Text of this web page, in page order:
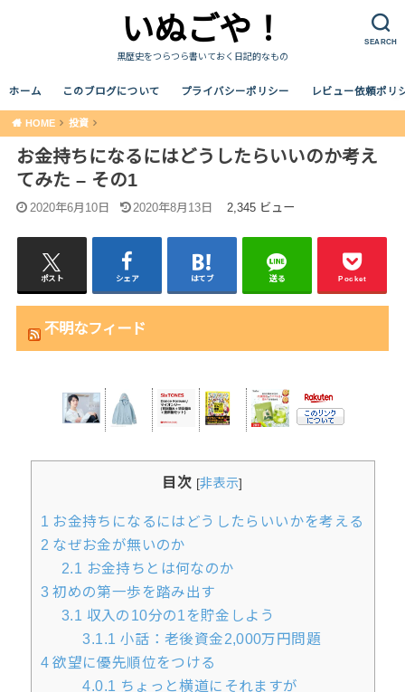
SEARCH
いぬごや！
黒歴史をつらつら書いておく日記的なもの
ホーム このブログについて プライバシーポリシー レビュー依頼ポリ
HOME 投資
お金持ちになるにはどうしたらいいのか考え
てみた – その1
2020年6月10日 2020年8月13日 2,345 ビュー
ポスト シェア はてブ 送る Pocket
不明なフィード
目次 [非表示]
1 お金持ちになるにはどうしたらいいかを考える
2 なぜお金が無いのか
2.1 お金持ちとは何なのか
3初めの第一歩を踏み出す
3.1 収入の10分の1を貯金しよう
3.1.1 小話：老後資金2,000万円問題
4欲望に優先順位をつける
4.0.1 ちょっと横道にそれますが